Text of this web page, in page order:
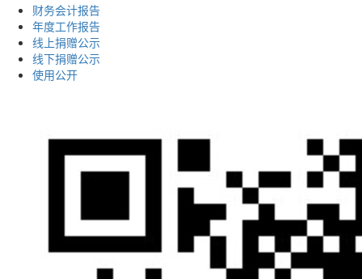
财务会计报告
年度工作报告
线上捐赠公示
线下捐赠公示
使用公开